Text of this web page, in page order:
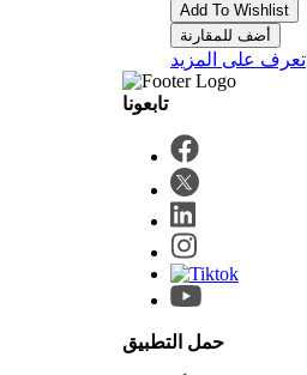
Add To Wishlist
أضف للمقارنة
تعرف على المزيد
حمل التطبيق